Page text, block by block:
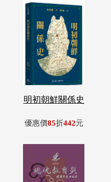
明初朝鮮關係史
優惠價85折442元